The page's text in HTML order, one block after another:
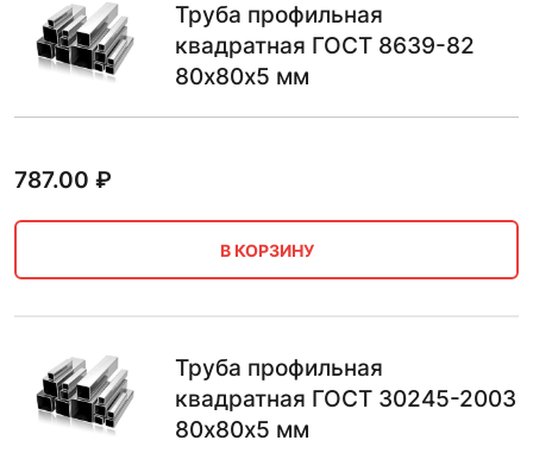
Труба профильная
квадратная ГОСТ 8639-82
80х80х5 мм
787.00 ₽
В КОРЗИНУ
Труба профильная
квадратная ГОСТ 30245-2003
80х80х5 мм